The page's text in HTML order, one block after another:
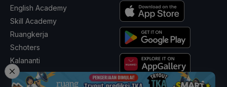
English Academy
Skill Academy
Ruangkerja
Schoters
Kalananti